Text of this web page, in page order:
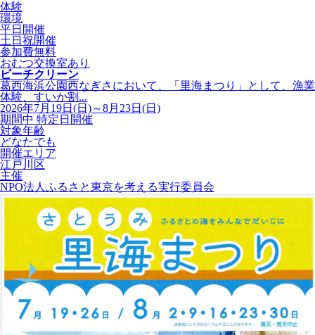
体験
環境
平日開催
土日祝開催
参加費無料
おむつ交換室あり
ビーチクリーン
葛西海浜公園西なぎさにおいて、「里海まつり」として、漁業
体験、すいか割...
2026年7月19日(日)～8月23日(日)
期間中 特定日開催
対象年齢
どなたでも
開催エリア
江戸川区
主催
NPO法人ふるさと東京を考える実行委員会